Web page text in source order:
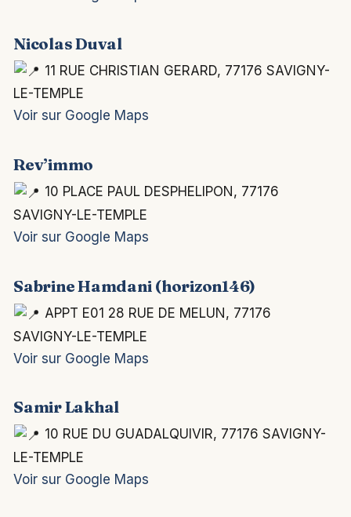
Nicolas Duval
11 RUE CHRISTIAN GERARD, 77176 SAVIGNY-
LE-TEMPLE
Voir sur Google Maps
Rev’immo
10 PLACE PAUL DESPHELIPON, 77176
SAVIGNY-LE-TEMPLE
Voir sur Google Maps
Sabrine Hamdani (horizon146)
APPT E01 28 RUE DE MELUN, 77176
SAVIGNY-LE-TEMPLE
Voir sur Google Maps
Samir Lakhal
10 RUE DU GUADALQUIVIR, 77176 SAVIGNY-
LE-TEMPLE
Voir sur Google Maps